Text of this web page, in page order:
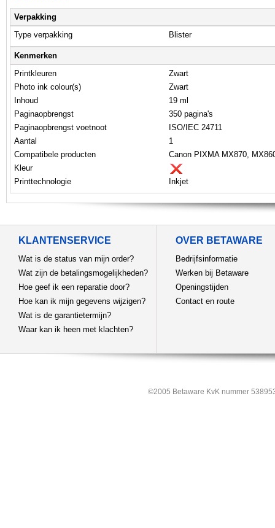
Verpakking
Type verpakking
Blister
Kenmerken
Printkleuren
Zwart
Photo ink colour(s)
Zwart
Inhoud
19 ml
Paginaopbrengst
350 pagina's
Paginaopbrengst voetnoot
ISO/IEC 24711
Aantal
1
Compatibele producten
Canon PIXMA MX870,
Kleur
Printtechnologie
Inkjet
KLANTENSERVICE
Wat is de status van mijn order?
Wat zijn de betalingsmogelijkheden?
Hoe geef ik een reparatie door?
Hoe kan ik mijn gegevens wijzigen?
Wat is de garantietermijn?
Waar kan ik heen met klachten?
OVER BETAWARE
Bedrijfsinformatie
Werken bij Betaware
Openingstijden
Contact en route
©2005 Betaware KvK nummer